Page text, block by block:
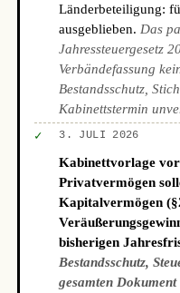
Länderbeteiligung:
ausgeblieben. Das
Jahressteuergesetz
Verbändefassung
Bestandsschutz,
Kabinettstermin
✓ 3. JULI 2026
Kabinettvorlage
Privatvermögen
Kapitalvermögen
bisherigen
Bestandsschutz,
gesamten